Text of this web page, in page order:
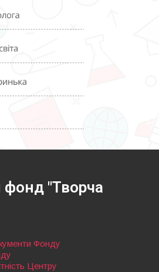
фонд "Творча
Фонду
Центру